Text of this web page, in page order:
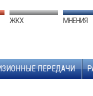
ЖКХ МНЕНИЯ
ПЕРЕДАЧИ